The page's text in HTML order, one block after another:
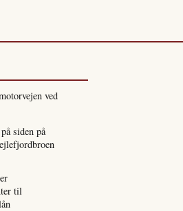
ved
siden på
til